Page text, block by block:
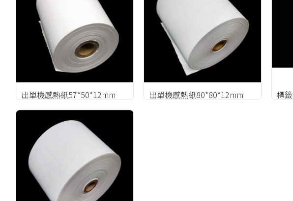
出單機感熱紙57*50*12mm 出單機感熱紙80*80*12mm 標